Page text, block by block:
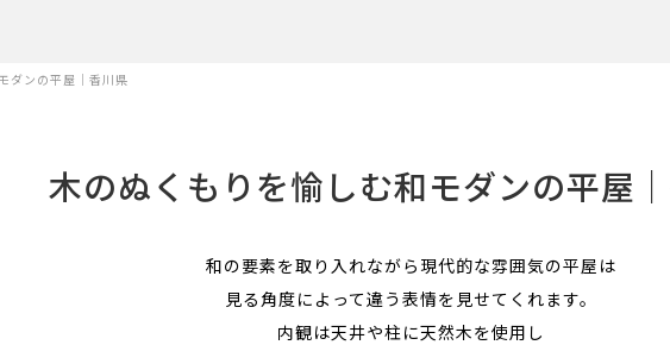
ダンの平屋｜香川県
木のぬくもりを愉しむ和モダンの平屋
和の要素を取り入れながら現代的な雰囲気の平屋は
見る角度によって違う表情を見せてくれます。
内観は天井や柱に天然木を使用し